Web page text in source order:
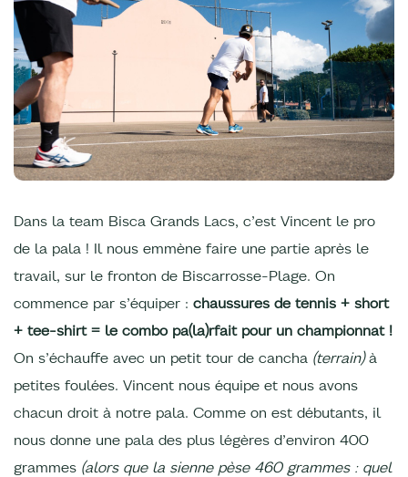
Dans la team Bisca Grands Lacs, c’est Vincent le pro
de la pala ! Il nous emmène faire une partie après le
travail, sur le fronton de Biscarrosse-Plage. On
commence par s’équiper : chaussures de tennis + short
+ tee-shirt = le combo pa(la)rfait pour un championnat !
On s’échauffe avec un petit tour de cancha (terrain)à
petites foulées. Vincent nous équipe et nous avons
chacun droit à notre pala. Comme on est débutants, il
nous donne une pala des plus légères d’environ 400
grammes (alors que la sienne pèse 460 grammes : quel